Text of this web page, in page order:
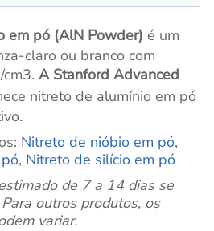
em pó (AlN Powder) é um
claro ou branco com
A Stanford Advanced
nitreto de alumínio em pó
Nitreto de nióbio em pó,
, Nitreto de silício em pó
de 7 a 14 dias se
outros produtos, os
variar.